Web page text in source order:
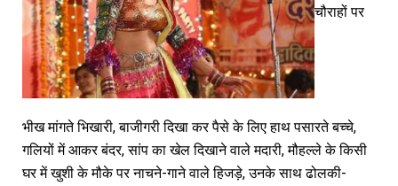
चौराहों पर
भीख मांगते भिखारी, बाजीगरी दिखा कर पैसे के लिए हाथ पसारते बच्चे,
गलियों में आकर बंदर, सांप का खेल दिखाने वाले मदारी, मौहल्ले के किसी
घर में खुशी के मौके पर नाचने-गाने वाले हिजड़े, उनके साथ ढोलकी-